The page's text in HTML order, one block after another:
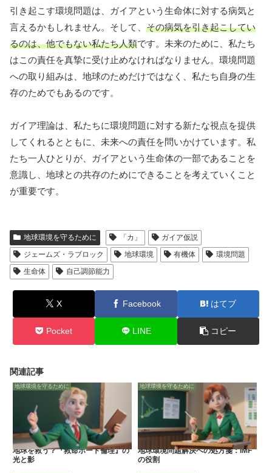
引き起こす環境問題は、ガイアという生命体に対する病気と
言えるかもしれません。そして、 その病気を引き起こしてい
るのは、他でもない私たち人類です。未来のために、私たち
はこの責任を真摯に受け止めなければなりません。環境問題
への取り組みは、地球のためだけではなく、私たち自身の生
存のためでもあるのです。
ガイア理論は、私たちに環境問題に対する新たな視点を提供
してくれるとともに、未来への責任を問いかけています。私
たち一人ひとりが、ガイアという生命体の一部であることを
意識し、地球との共存のためにできることを考えていくこと
が重要です。
地球環境を守るために 「カ」
ガイア仮説
ジェームズ・ラブロック
地球環境 有機体
環境問題
生命体
自己調節能力
X Facebook はてブ
Pocket LINE コピー
関連記事
地球環境を守るために
地球を救う？『救命ボート倫理』の
光と影
地球環境を守るために
地球環境問題解決への処方箋：IMF
の役割